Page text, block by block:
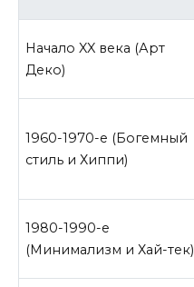
Начало XX века (Арт
Деко)
1960-1970-е (Богемный
стиль и Хиппи)
1980-1990-е
(Минимализм и Хай-тек)